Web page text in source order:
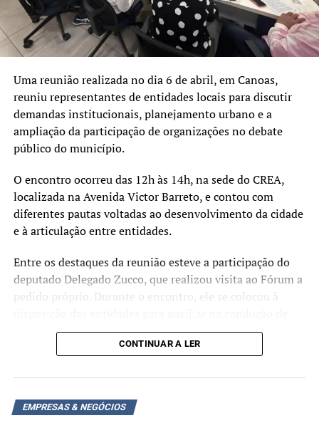
Uma reunião realizada no dia 6 de abril, em Canoas,
reuniu representantes de entidades locais para discutir
demandas institucionais, planejamento urbano e a
ampliação da participação de organizações no debate
público do município.
O encontro ocorreu das 12h às 14h, na sede do CREA,
localizada na Avenida Victor Barreto, e contou com
diferentes pautas voltadas ao desenvolvimento da cidade
e à articulação entre entidades.
Entre os destaques da reunião esteve a participação do
deputado Delegado Zucco, que realizou visita ao Fórum a
pedido próprio. Durante o encontro, ele se colocou à
demandas de interesse do município no âmbito de sua
atuação parlamentar. Outro ponto abordado foi a
Joceane Gaspareto, que tratou do início dos estudos para
a revisão do Plano Diretor. Segundo discutido, o processo
pode trazer impactos em diferentes áreas, como a Lei da
CONTINUAR A LER
EMPRESAS & NEGÓCIOS